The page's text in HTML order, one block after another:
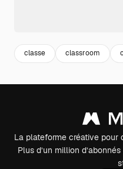
classe classroom
La plateforme créative pour
Plus d’un million